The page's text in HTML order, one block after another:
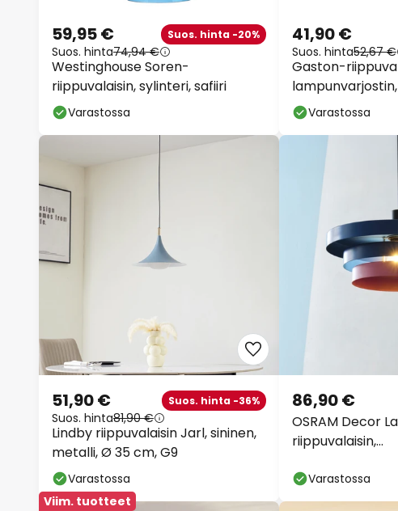
Westinghouse Soren-
riippuvalaisin, sylinteri, safiiri
59,95 € Suos. hinta -20%
Suos. hinta74,94 €
Varastossa
Gaston-
41,90 €
Suos. hinta52,67 €
Varastossa
Lindby riippuvalaisin Jarl, sininen,
metalli, Ø 35 cm, G9
51,90 € Suos. hinta -36%
Suos. hinta81,90 €
Varastossa
OSRAM Decor
riippuvalaisin,
E27
86,90 €
Varastossa
Viim. tuotteet